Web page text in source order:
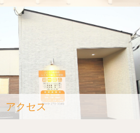
アクセス